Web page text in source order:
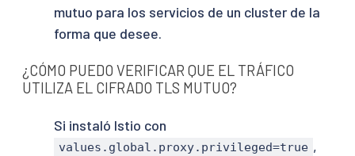
mutuo para los servicios de un cluster de la
forma que desee.
¿CÓMO PUEDO VERIFICAR QUE EL TRÁFICO
UTILIZA EL CIFRADO TLS MUTUO?
Si instaló Istio con
values.global.proxy.privileged=true ,